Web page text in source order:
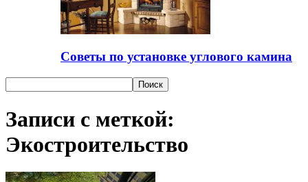
Советы по установке углового камина
Записи с меткой:
Экостроительство